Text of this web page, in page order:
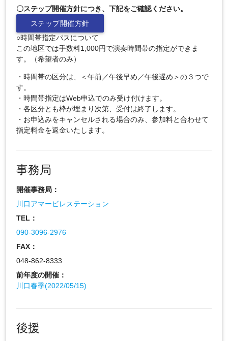
〇ステップ開催方針につき、下記をご確認ください。
ステップ開催方針
○時間帯指定パスについて
この地区では手数料1,000円で演奏時間帯の指定ができま
す。（希望者のみ）
・時間帯の区分は、＜午前／午後早め／午後遅め＞の３つで
す。
・時間帯指定はWeb申込でのみ受け付けます。
・各区分とも枠が埋まり次第、受付は終了します。
・お申込みをキャンセルされる場合のみ、参加料と合わせて
指定料金を返金いたします。
事務局
開催事務局：
川口アマービレステーション
TEL：
090-3096-2976
FAX：
048-862-8333
前年度の開催：
川口春季(2022/05/15)
後援